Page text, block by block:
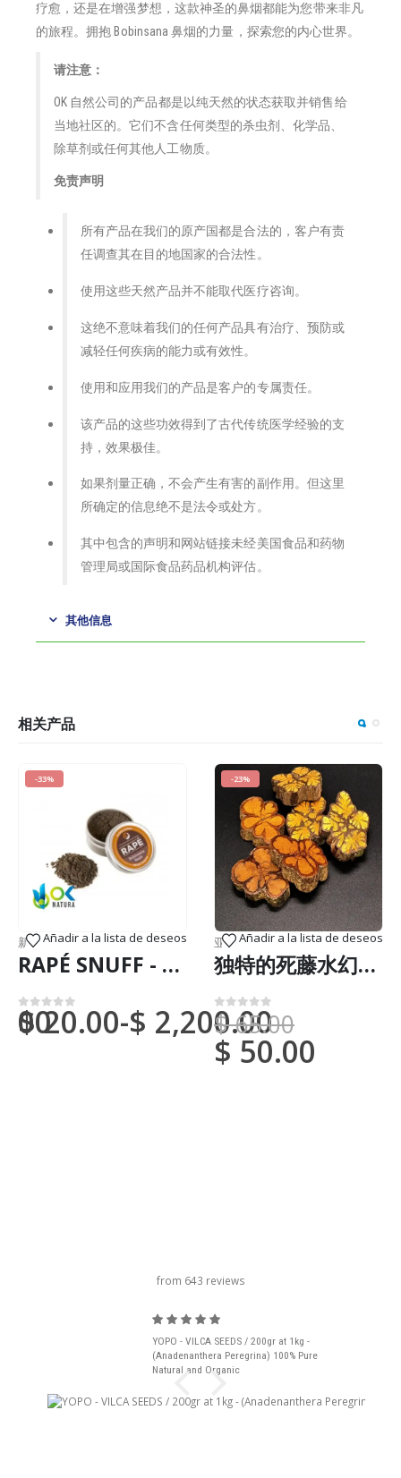
疗愈，还是在增强梦想，这款神圣的鼻烟都能为您带来非凡
的旅程。拥抱 Bobinsana 鼻烟的力量，探索您的内心世界。
请注意：
OK 自然公司的产品都是以纯天然的状态获取并销售给
当地社区的。它们不含任何类型的杀虫剂、化学品、
除草剂或任何其他人工物质。
免责声明
所有产品在我们的原产国都是合法的，客户有责
任调查其在目的地国家的合法性。
使用这些天然产品并不能取代医疗咨询。
这绝不意味着我们的任何产品具有治疗、预防或
减轻任何疾病的能力或有效性。
使用和应用我们的产品是客户的专属责任。
该产品的这些功效得到了古代传统医学经验的支
持，效果极佳。
如果剂量正确，不会产生有害的副作用。但这里
所确定的信息绝不是法令或处方。
其中包含的声明和网站链接未经美国食品和药物
管理局或国际食品药品机构评估。
其他信息
相关产品
快递）
-33%
Añadir a la lista de deseos
新到货物（DHL 或联邦快递） ,鼻烟
RAPÉ SNUFF - 阿亚胡玛 / 100克中有5克 / - （Couroupita Guianensis） - 天然强壮的灰树皮
0满分 5 分
$20.00-$ 2,200.00
-23%
Añadir a la lista de deseos
亚马逊艺术 , 新到货物（DHL 或联邦
独特的死藤水幻灯片 -（卡皮木）-手工制作
0满分 5 分
$65.00
$ 50.00
from 643 reviews
YOPO - VILCA SEEDS / 200gr at 1kg -
(Anadenanthera Peregrina) 100% Pure
Natural and Organic